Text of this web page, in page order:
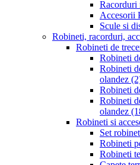
Racorduri
Accesorii
Scule si
Robineti, racorduri,
Robineti de
Robineti
Robineti
olandez
Robineti
Robineti
olandez
Robineti si
Set
Robineti
Robineti